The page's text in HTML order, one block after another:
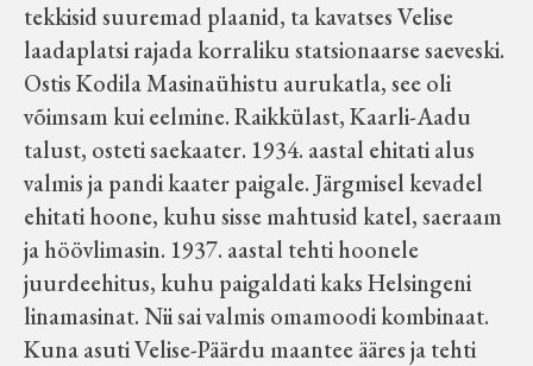
tekkisid suuremad plaanid, ta kavatses Velise
laadaplatsi rajada korraliku statsionaarse saeveski.
Ostis Kodila Masinaühistu aurukatla, see oli
võimsam kui eelmine. Raikkülast, Kaarli-Aadu
talust, osteti saekaater. 1934. aastal ehitati alus
valmis ja pandi kaater paigale. Järgmisel kevadel
ehitati hoone, kuhu sisse mahtusid katel, saeraam
ja höövlimasin. 1937. aastal tehti hoonele
juurdeehitus, kuhu paigaldati kaks Helsingeni
linamasinat. Nii sai valmis omamoodi kombinaat.
Kuna asuti Velise-Päärdu maantee ääres ja tehti